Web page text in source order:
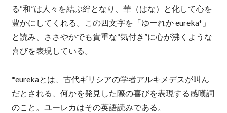
る“和”は人々を結ぶ絆となり、華（はな）と化して心を
豊かにしてくれる。この四文字を「ゆーれか eureka*」
と読み、ささやかでも貴重な“気付き”に心が沸くような
喜びを表現している。
*eurekaとは、古代ギリシアの学者アルキメデスが叫ん
だとされる、何かを発見した際の喜びを表現する感嘆詞
のこと。ユーレカはその英語読みである。